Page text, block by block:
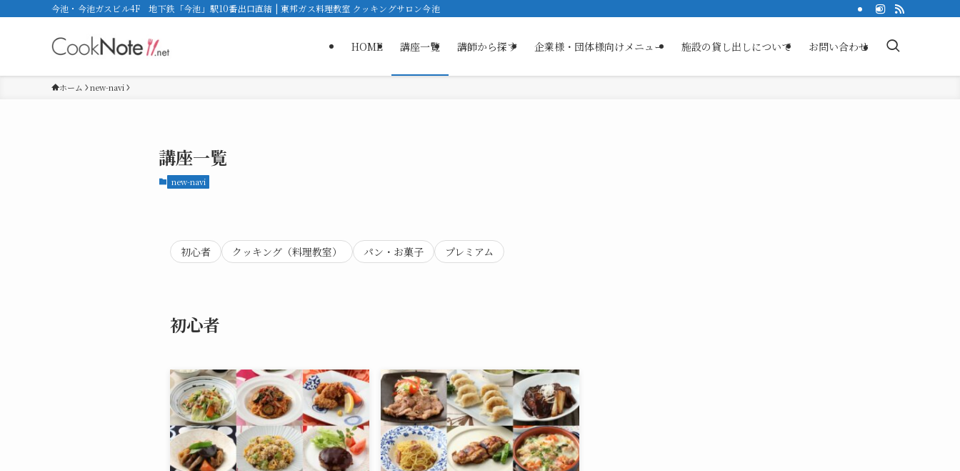
今池・今池ガスビル4F 地下鉄「今池」駅10番出口直結 | 東邦ガス料理教室 クッキングサロン今池
HOME 講座一覧 講師から探す 企業様・団体様向けメニュー 施設の貸し出しについて お問い合わせ
ホーム new-navi
講座一覧
new-navi
初心者 クッキング（料理教室） パン・お菓子 プレミアム
初心者